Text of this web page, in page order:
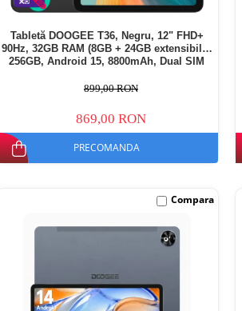
Tabletă DOOGEE T36, Negru, 12" FHD+
90Hz, 32GB RAM (8GB + 24GB extensibili),
256GB, Android 15, 8800mAh, Dual SIM
899,00 RON
869,00 RON
PRECOMANDA
Compara